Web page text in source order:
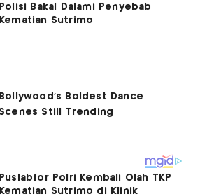
Polisi Bakal Dalami Penyebab
Kematian Sutrimo
Puslabfor Polri Kembali Olah TKP
Kematian Sutrimo di Klinik